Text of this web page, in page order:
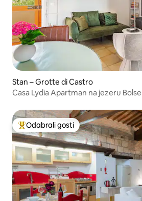
Stan – Grotte di Castro
Casa Lydia Apartman na jezeru
Među najviše rangiranima s
Odabrali gosti